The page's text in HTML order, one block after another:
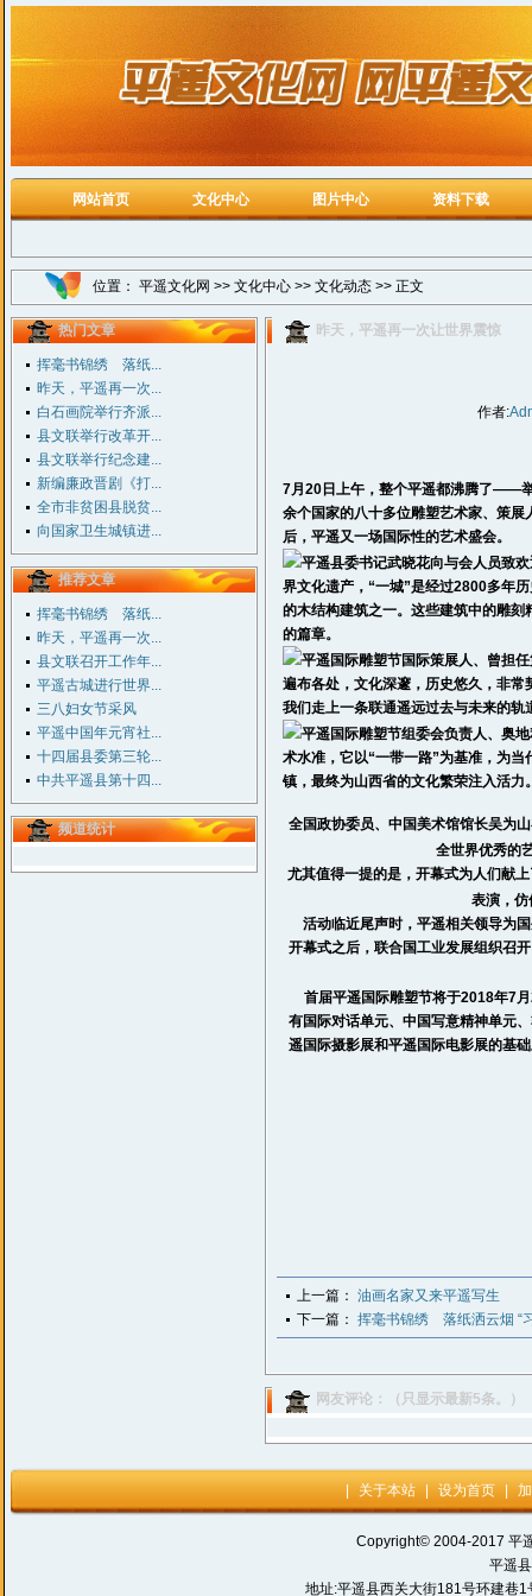
网站首页 文化中心 图片中心 资料下载
位置： 平遥文化网 >> 文化中心 >> 文化动态 >> 正文
热门文章
挥毫书锦绣 落纸...
昨天，平遥再一次...
白石画院举行齐派...
县文联举行改革开...
县文联举行纪念建...
新编廉政晋剧《打...
全市非贫困县脱贫...
向国家卫生城镇进...
推荐文章
挥毫书锦绣 落纸...
昨天，平遥再一次...
县文联召开工作年...
平遥古城进行世界...
三八妇女节采风
平遥中国年元宵社...
十四届县委第三轮...
中共平遥县第十四...
频道统计
昨天，平遥再一次让世界震惊
作者:
7月20日上午，整个平遥都沸腾了——
余个国家的八十多位雕塑艺术家、策
后， 平遥又一场国际性的艺术盛会。
平遥县委书记武晓花向与会人员致
界文化遗产，“一城”是经过2800多年
的木结构建筑之一。这些建筑中的雕
的篇章。
平遥国际雕塑节国际策展人、曾担
遍布各处，文化深邃，历史悠久，非
我们走上一条联通遥远过去与未来的
平遥国际雕塑节组委会负责人、奥
术水准，它以“一带一路”为基准，为
镇，最终为山西省的文化繁荣注入活力
全国政协委员、中国美术馆馆长吴为
全世界优秀的
尤其值得一提的是，开幕式为人们献
表演，仿
活动临近尾声时， 平遥相关领导为
开幕式之后，联合国工业发展组织召
首届平遥国际雕塑节将于2018年7
有国际对话单元、中国写意精神单元
遥国际摄影展和平遥国际电影展的基
上一篇： 油画名家又来平遥写生
下一篇： 挥毫书锦绣 落纸洒云烟 “
网友评论：（只显示最新5条。）
关于本站 设为首页
Copyright© 2004-2017 平
平遥
地址:平遥县西关大街181号环建